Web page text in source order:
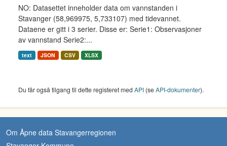
NO: Datasettet inneholder data om vannstanden i
Stavanger (58,969975, 5,733107) med tidevannet.
Dataene er gitt i 3 serier. Disse er: Serie1: Observasjoner
av vannstand Serie2:...
text JSON CSV XLSX
Du får også tilgang til dette registeret med API (seAPI-dokumenter).
Om Åpne data Stavangerregionen